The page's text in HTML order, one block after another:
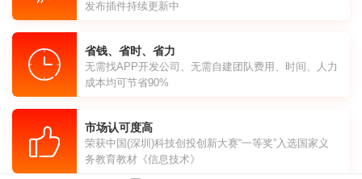
发布插件持续更新中
省钱、省时、省力
无需找APP开发公司、无需自建团队费用、时间、人力
成本均可节省90%
市场认可度高
荣获中国(深圳)科技创投创新大赛“一等奖”入选国家义
务教育教材《信息技术》